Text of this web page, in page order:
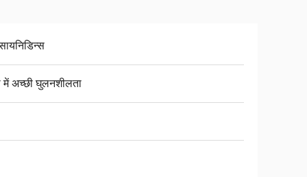
में अच्छी घुलनशीलता